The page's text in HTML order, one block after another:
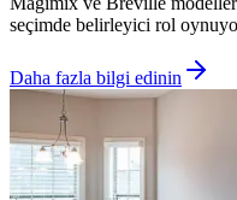
seçimde belirleyici rol
Daha fazla bilgi edinin